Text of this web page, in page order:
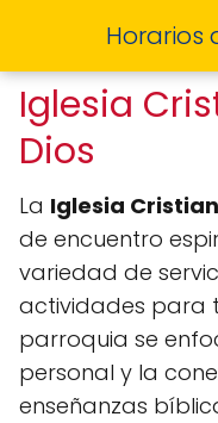
Horarios
Iglesia
Dios
La Iglesia
de encuentro
variedad de
actividades para
parroquia se
personal y la
enseñanzas